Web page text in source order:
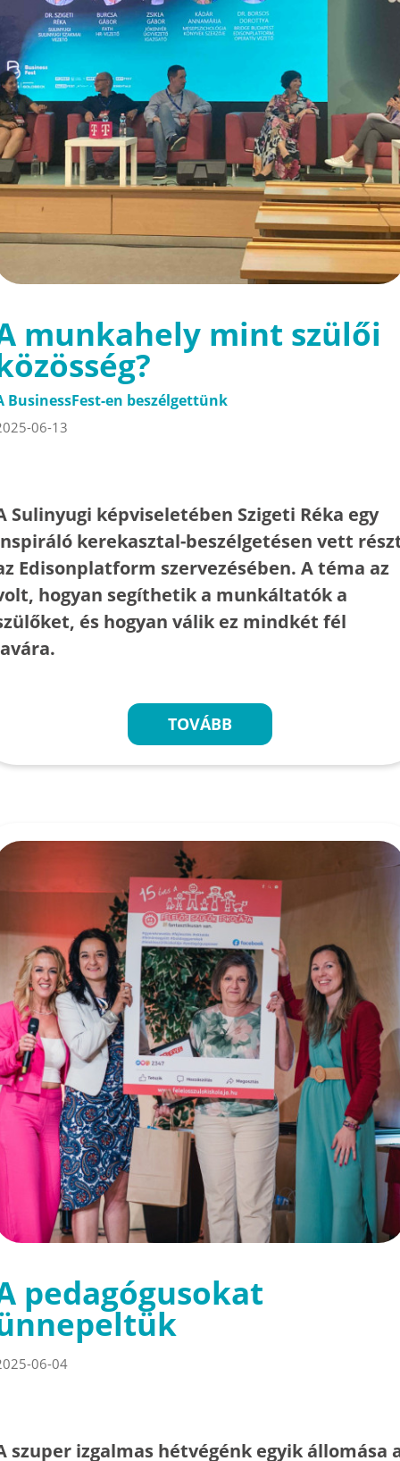
munkahely mint szülői
BusinessFest-en beszélgettünk
06-13
Sulinyugi képviseletében Szigeti Réka egy
kerekasztal-beszélgetésen vett
Edisonplatform szervezésében. A téma az
hogyan segíthetik a munkáltatók a
és hogyan válik ez mindkét fél
TOVÁBB
pedagógusokat
06-04
szuper izgalmas hétvégénk egyik állomása